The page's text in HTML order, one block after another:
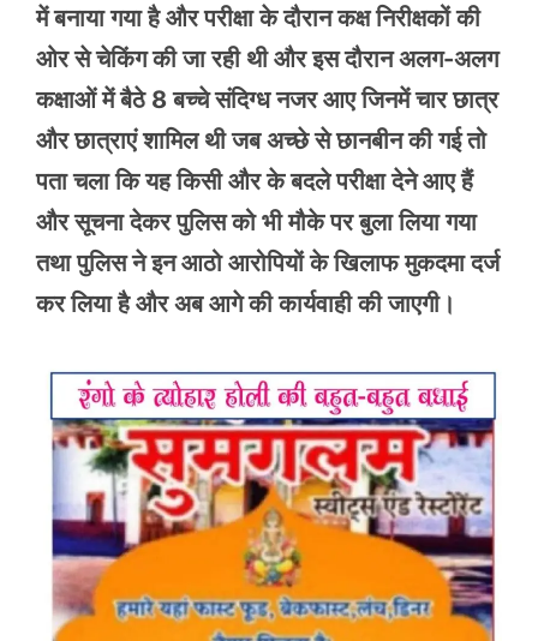
में बनाया गया है और परीक्षा के दौरान कक्ष निरीक्षकों की
ओर से चेकिंग की जा रही थी और इस दौरान अलग-अलग
कक्षाओं में बैठे 8 बच्चे संदिग्ध नजर आए जिनमें चार छात्र
और छात्राएं शामिल थी जब अच्छे से छानबीन की गई तो
पता चला कि यह किसी और के बदले परीक्षा देने आए हैं
और सूचना देकर पुलिस को भी मौके पर बुला लिया गया
तथा पुलिस ने इन आठो आरोपियों के खिलाफ मुकदमा दर्ज
कर लिया है और अब आगे की कार्यवाही की जाएगी।